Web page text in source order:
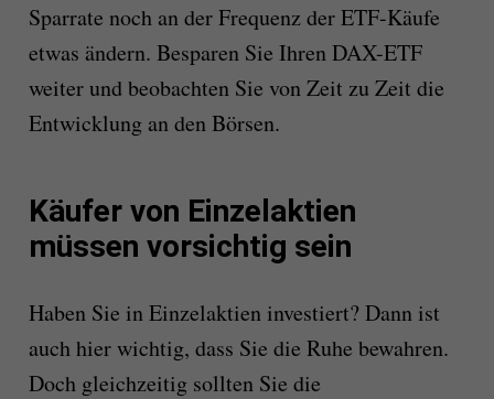
Sparrate noch an der Frequenz der ETF-Käufe
etwas ändern. Besparen Sie Ihren DAX-ETF
weiter und beobachten Sie von Zeit zu Zeit die
Entwicklung an den Börsen.
Käufer von Einzelaktien
müssen vorsichtig sein
Haben Sie in Einzelaktien investiert? Dann ist
auch hier wichtig, dass Sie die Ruhe bewahren.
Doch gleichzeitig sollten Sie die